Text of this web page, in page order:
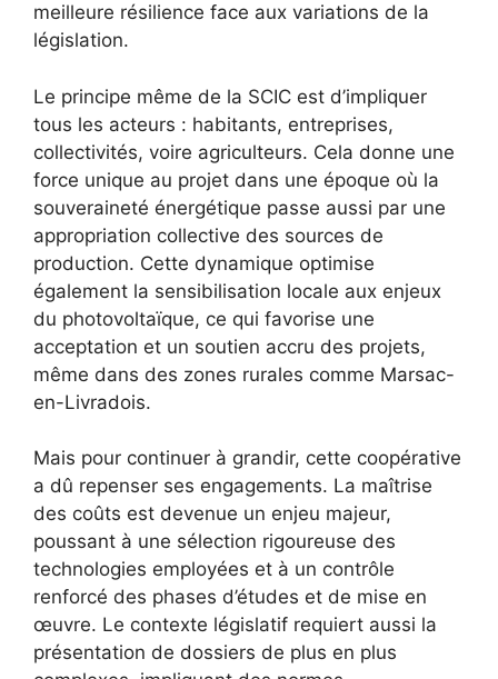
meilleure résilience face aux variations de la
législation.
Le principe même de la SCIC est d’impliquer
tous les acteurs : habitants, entreprises,
collectivités, voire agriculteurs. Cela donne une
force unique au projet dans une époque où la
souveraineté énergétique passe aussi par une
appropriation collective des sources de
production. Cette dynamique optimise
également la sensibilisation locale aux enjeux
du photovoltaïque, ce qui favorise une
acceptation et un soutien accru des projets,
même dans des zones rurales comme Marsac-
en-Livradois.
Mais pour continuer à grandir, cette coopérative
a dû repenser ses engagements. La maîtrise
des coûts est devenue un enjeu majeur,
poussant à une sélection rigoureuse des
technologies employées et à un contrôle
renforcé des phases d’études et de mise en
œuvre. Le contexte législatif requiert aussi la
présentation de dossiers de plus en plus